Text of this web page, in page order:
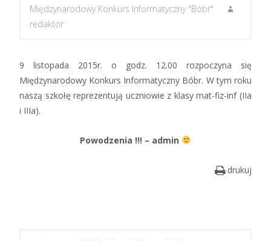
Międzynarodowy Konkurs Informatyczny "Bóbr"
redaktor
9 listopada 2015r. o godz. 12.00 rozpoczyna się
Międzynarodowy Konkurs Informatyczny Bóbr. W tym roku
naszą szkołę reprezentują uczniowie z klasy mat-fiz-inf (IIa
i IIIa).
Powodzenia !!! – admin
drukuj